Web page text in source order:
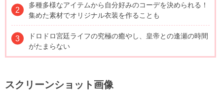
多種多様なアイテムから自分好みのコーデを決められる！
集めた素材でオリジナル衣装を作ることも
ドロドロ宮廷ライフの究極の癒やし、皇帝との逢瀬の時間
がたまらない
スクリーンショット画像